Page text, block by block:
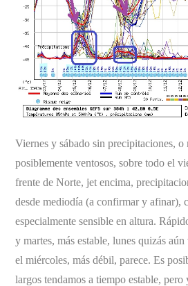
Viernes y sábado sin precipitaciones, o
posiblemente ventosos, sobre todo el
frente de Norte, jet encima,
desde mediodía (a confirmar y afinar),
especialmente sensible en altura.
y martes, más estable, lunes quizás
el miércoles, más débil, parece. Es
largos tendamos a tiempo estable,